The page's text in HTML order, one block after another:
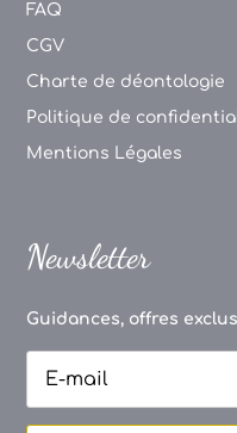
FAQ
CGV
Charte de déontologie
Politique de
Mentions Légales
Newsletter
Guidances, offres